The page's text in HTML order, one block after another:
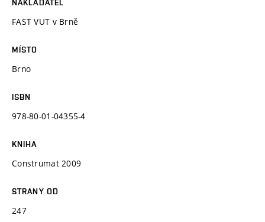
NAKLADATEL
FAST VUT v Brně
MÍSTO
Brno
ISBN
978-80-01-04355-4
KNIHA
Construmat 2009
STRANY OD
247